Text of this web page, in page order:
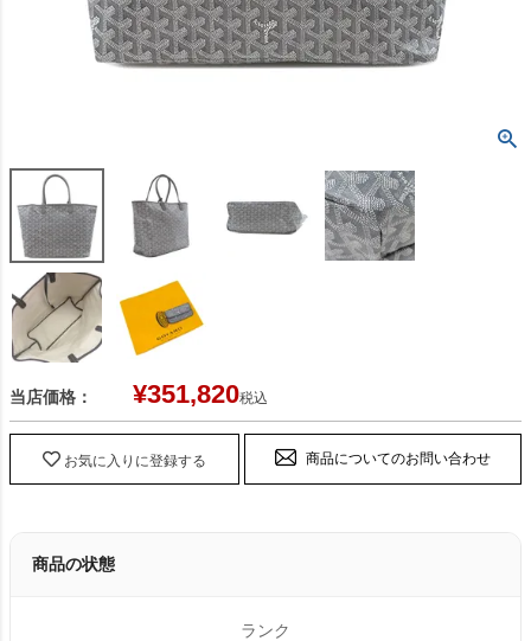
当店価格： ¥351,820税込
お気に入りに登録する 商品についてのお問い合わせ
商品の状態
ランク